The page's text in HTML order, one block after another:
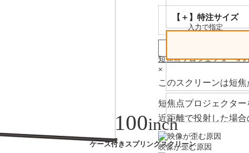
100inch
ケース付きスプリングスクリーン
【＋】特注サイズ
入力で指定
短焦点プロジェクターを
×
このスクリーンは短
短焦点プロジェクター
近距離で投射した場合
映像が歪む原因